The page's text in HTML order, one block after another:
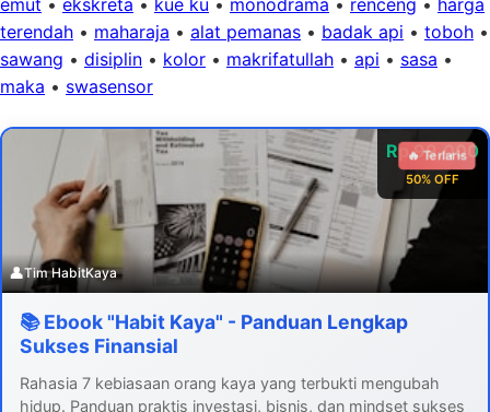
terendah • maharaja • alat pemanas • badak api • toboh •
sawang • disiplin • kolor • makrifatullah • api • sasa •
maka • swasensor
Rp 99.000
50% OFF
🔥 Terlaris
👤Tim HabitKaya
📚 Ebook "Habit Kaya" - Panduan Lengkap
Sukses Finansial
Rahasia 7 kebiasaan orang kaya yang terbukti mengubah
hidup. Panduan praktis investasi, bisnis, dan mindset sukses